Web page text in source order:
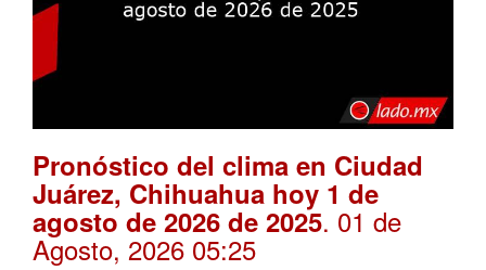
Pronóstico del clima en Ciudad
Juárez, Chihuahua hoy 1 de
agosto de 2026 de 2025. 01 de
Agosto, 2026 05:25